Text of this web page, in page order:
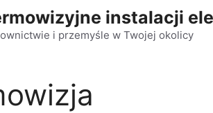
instalacji
i przemyśle w Twojej okolicy